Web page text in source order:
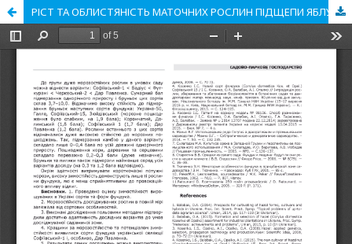
РІСТ ТА ОБЛИСТЯНІСТЬ МАТОЧНИХ РОСЛИН ПІДЩЕПИ ЯБЛУНІ 54-118 З ОБРОБКОЮ РЕГУЛЯТОРОМ РОСТУ КАНО